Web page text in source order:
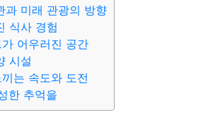
여행 맛집 IT
건강 의료 의학
교통 생활 기타
과 미래 관광의 방향
식사 경험
어우러진 공간
시설
는 속도와 도전
한 추억을